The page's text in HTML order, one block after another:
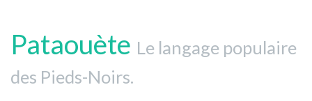
Pataouète Le langage populaire
des Pieds-Noirs.